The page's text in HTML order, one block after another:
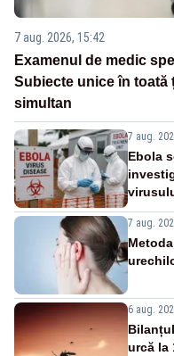
7 aug. 2026, 15:42
Examenul de medic
Subiecte unice în toată
simultan
7 aug.
Ebola
7 aug.
6 aug.
urcă la